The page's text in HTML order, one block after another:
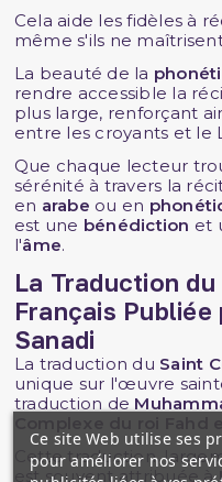
Cela aide les fidèles à
même s'ils ne
La beauté de la
rendre accessible la
plus large, renforçant
entre les croyants et le
Que chaque lecteur
sérénité à travers la
en arabe ou en
est une bénédiction et
l'âme.
La Traduction du
Français Publiée
Sanadi
La traduction du Saint
unique sur l'œuvre
traduction de
Cette traduction,
est souvent attribuée à
Ce site Web utilise ses
pour améliorer nos